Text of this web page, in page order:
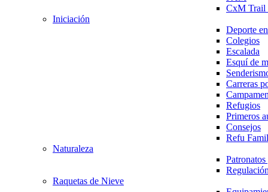
CxM
Iniciación
Deporte
Colegios
Escalada
Esquí de
Carreras
Refugios
Primeros
Consejos
Refu
Naturaleza
Raquetas de Nieve